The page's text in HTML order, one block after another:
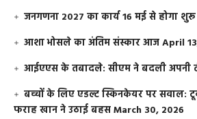
जनगणना 2027 का कार्य 16 मई से होगा शुरू
आशा भोसले का अंतिम संस्कार आजApril
आईएएस के तबादले: सीएम ने बदली अपनी
बच्चों के लिए एडल्ट स्किनकेयर पर सवाल:
फराह खान ने उठाई बहसMarch 30, 2026